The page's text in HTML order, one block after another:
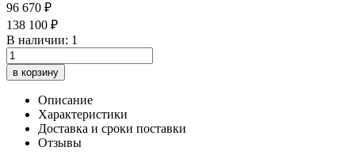
96 670 ₽
138 100 ₽
В наличии: 1
в корзину
Описание
Характеристики
Доставка и сроки поставки
Отзывы